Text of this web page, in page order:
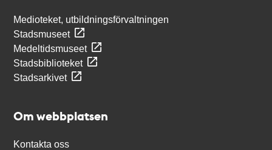
Medioteket, utbildningsförvaltningen
Stadsmuseet
Medeltidsmuseet
Stadsbiblioteket
Stadsarkivet
Om webbplatsen
Kontakta oss